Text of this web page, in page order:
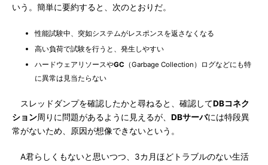
いう。簡単に要約すると、次のとおりだ。
性能試験中、突如システムがレスポンスを返さなくなる
高い負荷で試験を行うと、発生しやすい
ハードウェアリソースやGC （Garbage Collection）ログなどにも特
に異常は見当たらない
スレッドダンプを確認したかと尋ねると、確認してDBコネク
ション周りに問題があるように見えるが、 DBサーバには特段異
常がないため、原因が想像できないという。
A君らしくもないと思いつつ、3カ月ほどトラブルのない生活